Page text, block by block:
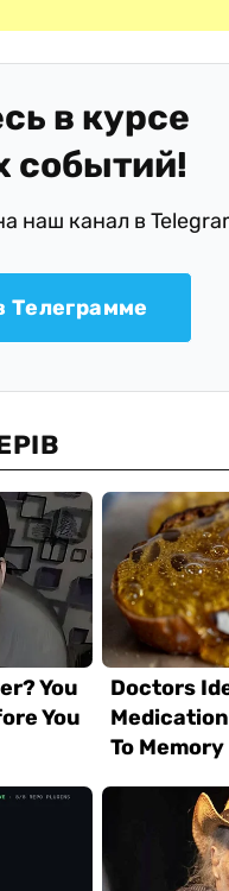
в курсе
событий!
наш канал в
Телеграмме